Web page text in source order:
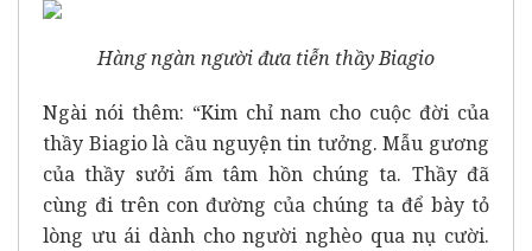
Hàng ngàn người đưa tiễn thầy Biagio
Ngài nói thêm: “Kim chỉ nam cho cuộc đời của
thầy Biagio là cầu nguyện tin tưởng. Mẫu gương
của thầy sưởi ấm tâm hồn chúng ta. Thầy đã
cùng đi trên con đường của chúng ta để bày tỏ
lòng ưu ái dành cho người nghèo qua nụ cười.